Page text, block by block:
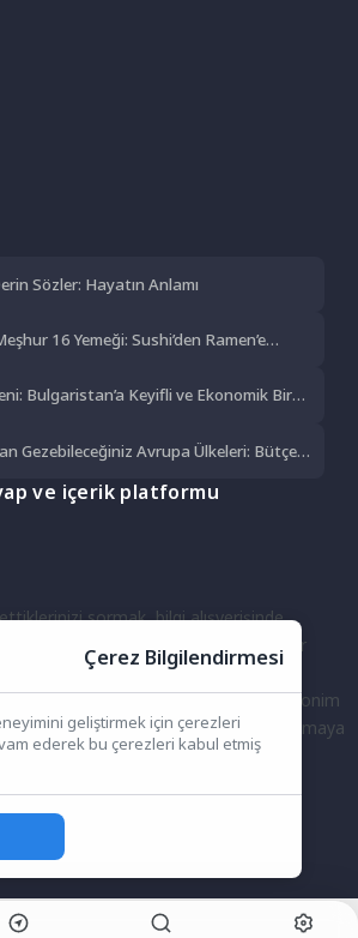
Sözler: Hayatın Anlamı
16 Yemeği: Sushi’den Ramen’e
Bulgaristan’a Keyifli ve Ekonomik Bir
Gezebileceğiniz Avrupa Ülkeleri: Bütçe
ve içerik platformu
sormak, bilgi alışverişinde
paylaşmak için bir araya geldiğimiz bir
olarak topluluğumuza katılın, ister anonim
burada her türlü soruya ve tartışmaya
ve paylaşmak için bize katılın!
Çerez Bilgilendirmesi
geliştirmek için çerezleri
ederek bu çerezleri kabul etmiş